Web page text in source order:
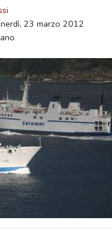
23 marzo 2012